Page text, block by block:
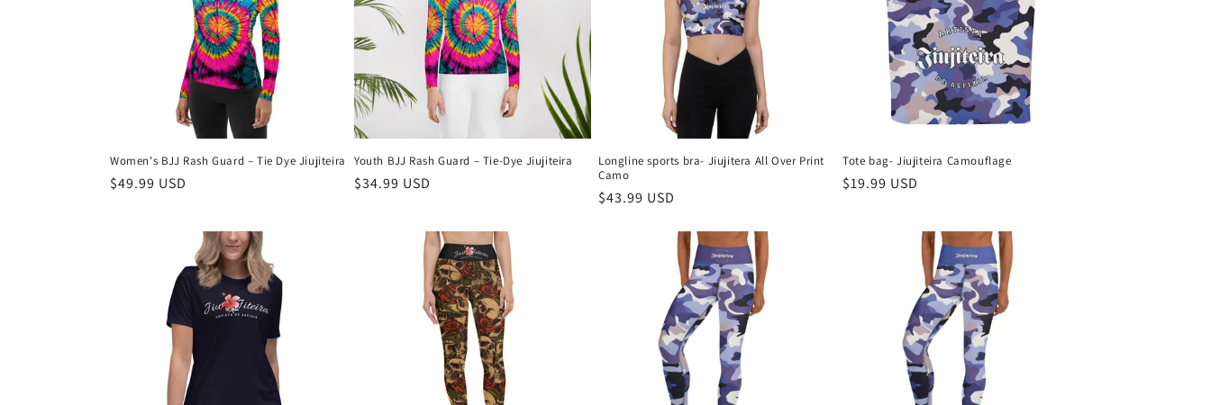
Women's BJJ Rash Guard – Tie Dye Jiujiteira
Preço
$49.99 USD
Youth BJJ Rash Guard – Tie-Dye Jiujiteira
Preço
$34.99 USD
Longline sports bra- Jiujitera All Over Print
Camo
Preço
$43.99 USD
Tote bag- Jiujiteira Camouflage
Preço
$19.99 USD